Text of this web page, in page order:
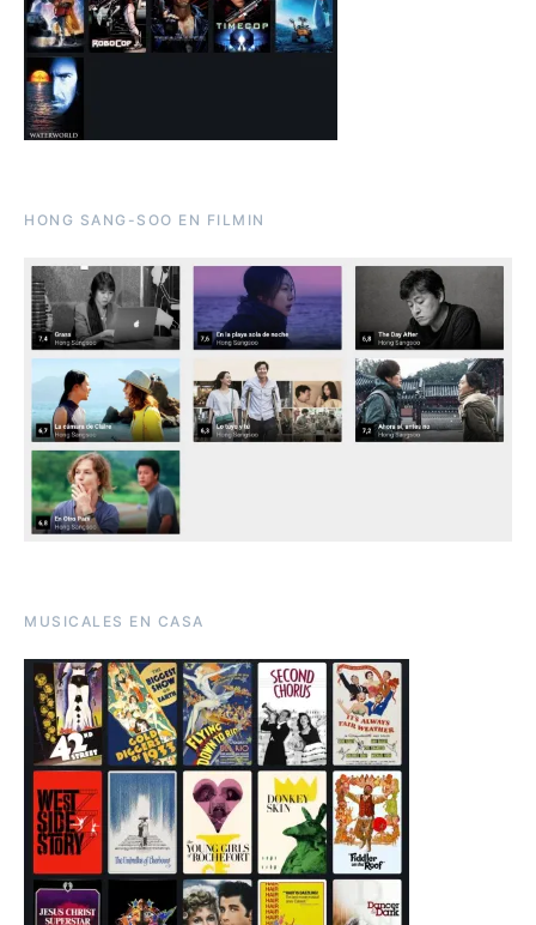
HONG SANG-SOO EN FILMIN
MUSICALES EN CASA